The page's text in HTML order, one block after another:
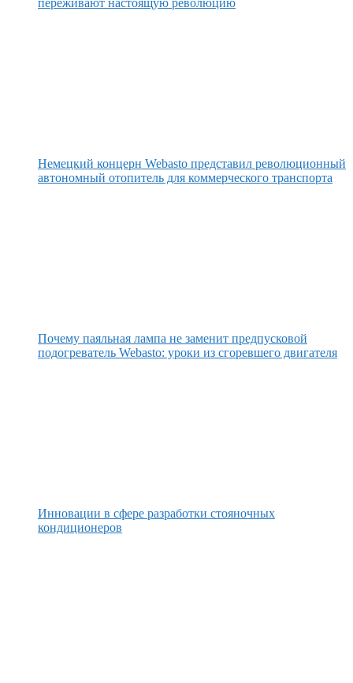
переживают настоящую революцию
Немецкий концерн Webasto представил революционный
автономный отопитель для коммерческого транспорта
Почему паяльная лампа не заменит предпусковой
подогреватель Webasto: уроки из сгоревшего двигателя
Инновации в сфере разработки стояночных
кондиционеров